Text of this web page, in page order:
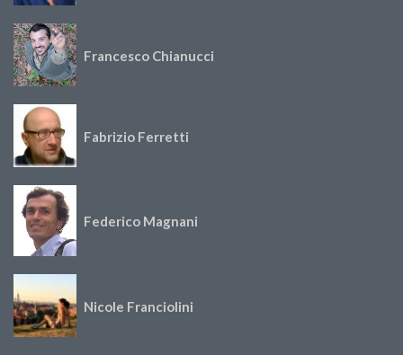
Francesco Chianucci
Fabrizio Ferretti
Federico Magnani
Nicole Franciolini